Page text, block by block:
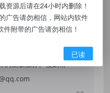
通过使用本站内容随
，您必须在下载后的
脑/手机中彻底删除上
的正版服务。侵删请
资源后请在24小时内删除！
广告请勿相信，网站内软件
附带的广告请勿相信！
已读